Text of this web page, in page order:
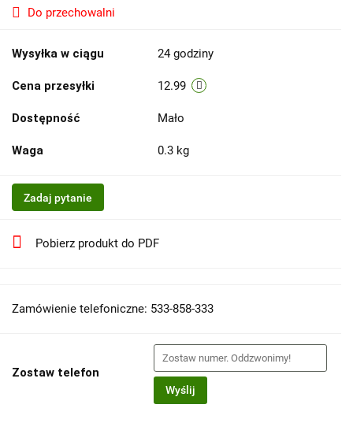
Do przechowalni
Wysyłka w ciągu 24 godziny
Cena przesyłki 12.99
Dostępność Mało
Waga 0.3 kg
Zadaj pytanie
Pobierz produkt do PDF
Zamówienie telefoniczne: 533-858-333
Zostaw telefon
Wyślij